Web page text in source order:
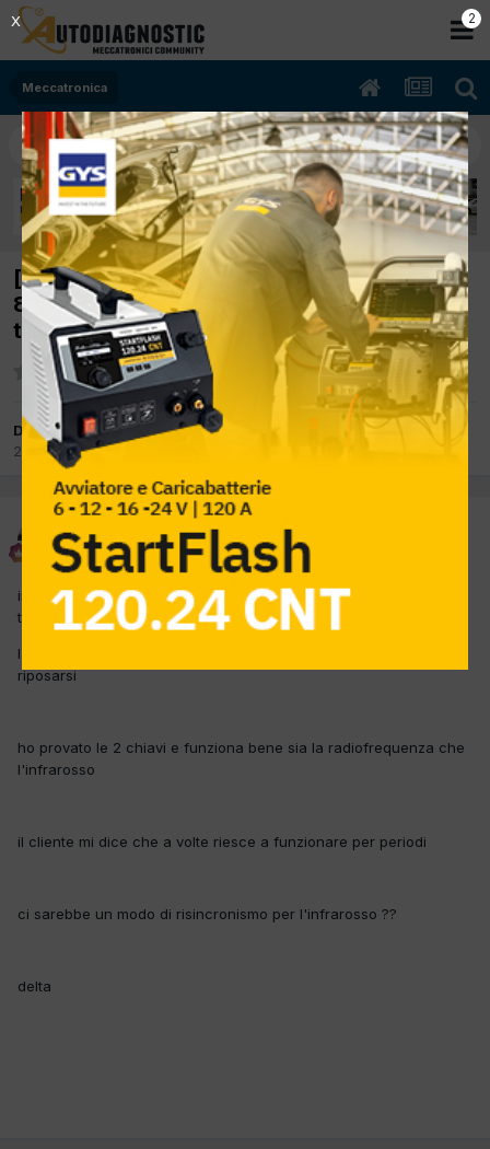
Meccatronica
[Mercedes C 203 05/2001 2.2cc 611962
85Kw Diesel] alzavetri confort da
telecomando
Da delta
28 Aprile 2017in
Inviato28 Aprile 2017
in questa macchina non funziona la salita vetri con il
telecomando originale
la chiusura serrature vanno bene ma i vetri hanno deciso di
riposarsi
ho provato le 2 chiavi e funziona bene sia la radiofrequenza che
l'infrarosso
il cliente mi dice che a volte riesce a funzionare per periodi
ci sarebbe un modo di risincronismo per l'infrarosso ??
delta
2
X